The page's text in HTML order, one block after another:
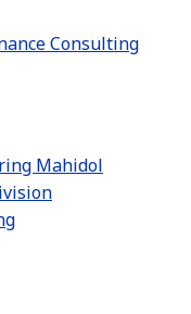
Consulting
Mahidol